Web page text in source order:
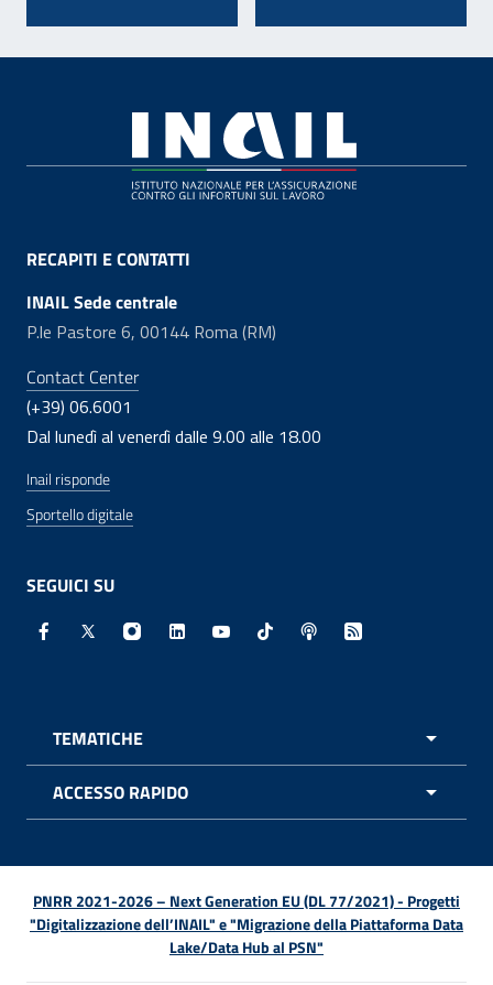
RECAPITI E CONTATTI
INAIL Sede centrale
P.le Pastore 6, 00144 Roma (RM)
Contact Center
(+39) 06.6001
Dal lunedì al venerdì dalle 9.00 alle 18.00
Inail risponde
Sportello digitale
SEGUICI SU
Facebook - Sito esterno - Apertura in nuova finestra
X - Sito esterno - Apertura in nuova finestra
Instagram - Sito esterno - Apertura in
Linkedin - Sito esterno - Apertura in
Youtube - Sito esterno -
TikTok - Sito esterno -
Spreaker - Sito
Feed RSS -
TEMATICHE
ACCESSO RAPIDO
PNRR 2021-2026 – Next Generation EU (DL 77/2021) - Progetti
"Digitalizzazione dell’INAIL" e "Migrazione della Piattaforma Data
Lake/Data Hub al PSN"